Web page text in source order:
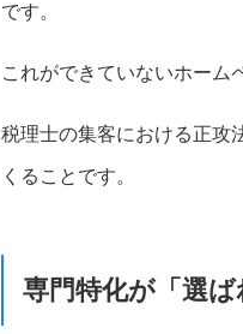
です。
これができていないホーム
税理士の集客における正攻
くることです。
専門特化が「選